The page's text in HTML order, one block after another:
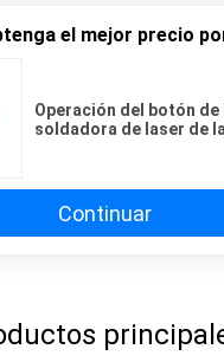
el mejor precio
Operación del botón de
soldadora de laser de
Continuar